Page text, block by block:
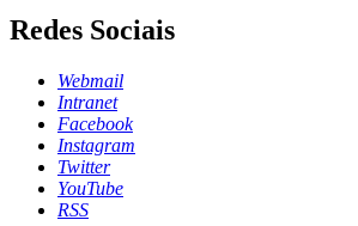
Redes Sociais
Webmail
Intranet
Facebook
Instagram
Twitter
YouTube
RSS